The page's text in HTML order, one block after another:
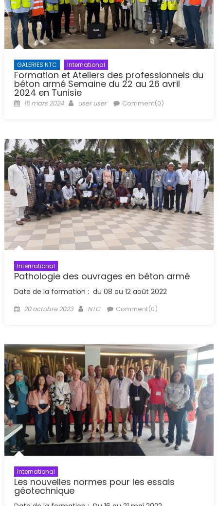
GALERIES NTC International
Formation et Ateliers des professionnels du
béton armé Semaine du 22 au 26 avril
2024 en Tunisie
Posted
15 mars 2024 Author
user user Comment(0)
International
Pathologie des ouvrages en béton armé
Date de la formation : du 08 au 12 août 2022
Posted
20 octobre 2023 Author
NTC Comment(0)
International
Les nouvelles normes pour les essais
géotechnique